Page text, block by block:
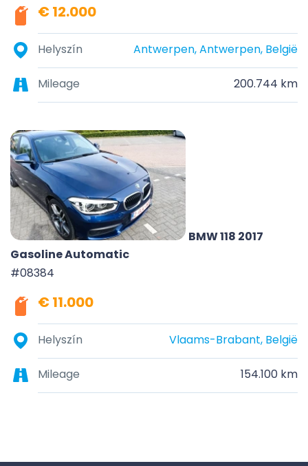
€ 12.000
Helyszín Antwerpen, Antwerpen, België
Mileage 200.744 km
BMW 118 2017
Gasoline Automatic
#08384
€ 11.000
Helyszín Vlaams-Brabant, België
Mileage 154.100 km